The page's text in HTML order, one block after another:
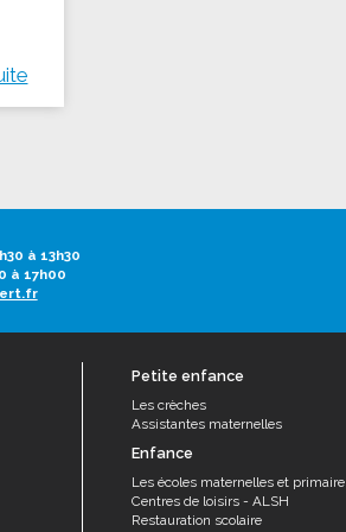
à 13h30
à 17h00
Petite enfance
Les crèches
Assistantes maternelles
Enfance
Les écoles maternelles et primaire
Centres de loisirs - ALSH
Restauration scolaire